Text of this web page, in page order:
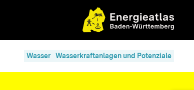
Wasser Wasserkraftanlagen und Potenziale